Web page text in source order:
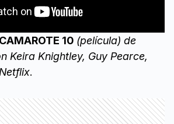
10 (película) de
Keira Knightley, Guy Pearce,
.